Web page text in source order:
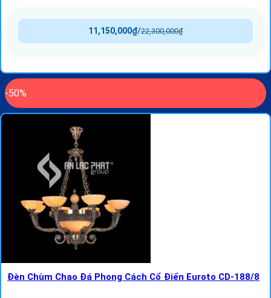
22,300,000₫
/
11,150,000₫
-50%
Đèn Chùm Chao Đá Phong Cách Cổ Điển Euroto CD-188/8